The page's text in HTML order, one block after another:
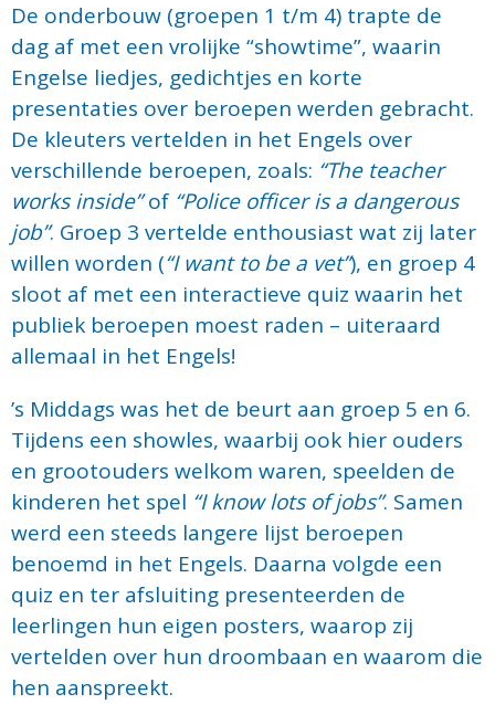
De onderbouw (groepen 1 t/m 4) trapte de
dag af met een vrolijke “showtime”, waarin
Engelse liedjes, gedichtjes en korte
presentaties over beroepen werden gebracht.
De kleuters vertelden in het Engels over
verschillende beroepen, zoals: “The teacher
works inside”of “Police officer is a dangerous
job”. Groep 3 vertelde enthousiast wat zij later
willen worden (“I want to be a vet”), en groep 4
sloot af met een interactieve quiz waarin het
publiek beroepen moest raden – uiteraard
allemaal in het Engels!
’s Middags was het de beurt aan groep 5 en 6.
Tijdens een showles, waarbij ook hier ouders
en grootouders welkom waren, speelden de
kinderen het spel “I know lots of jobs”. Samen
werd een steeds langere lijst beroepen
benoemd in het Engels. Daarna volgde een
quiz en ter afsluiting presenteerden de
leerlingen hun eigen posters, waarop zij
vertelden over hun droombaan en waarom die
hen aanspreekt.